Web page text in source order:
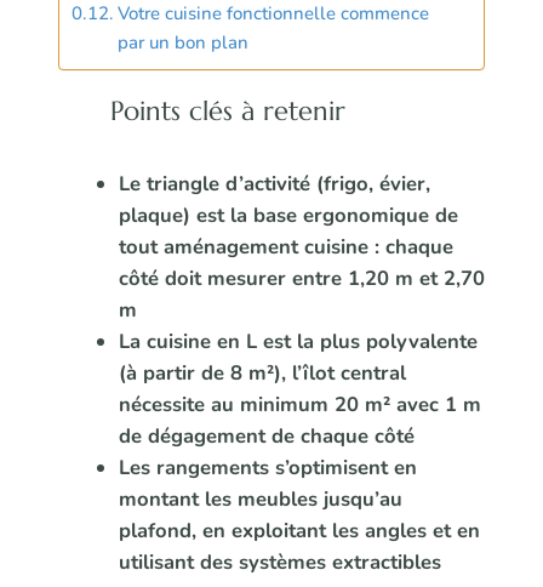
Votre cuisine fonctionnelle commence
par un bon plan
Points clés à retenir
Le triangle d’activité (frigo, évier,
plaque) est la base ergonomique de
tout aménagement cuisine : chaque
côté doit mesurer entre 1,20 m et 2,70
m
La cuisine en L est la plus polyvalente
(à partir de 8 m²), l’îlot central
nécessite au minimum 20 m² avec 1 m
de dégagement de chaque côté
Les rangements s’optimisent en
montant les meubles jusqu’au
plafond, en exploitant les angles et en
utilisant des systèmes extractibles